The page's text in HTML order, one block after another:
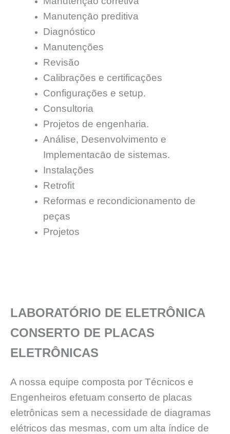
Manutençāo preditiva
Diagnóstico
Manutenções
Revisão
Calibrações e certificações
Configurações e setup.
Consultoria
Projetos de engenharia.
Análise, Desenvolvimento e
Implementacāo de sistemas.
Instalações
Retrofit
Reformas e recondicionamento de
peças
Projetos
LABORATÓRIO DE ELETRÔNICA
CONSERTO DE PLACAS
ELETRÔNICAS
A nossa equipe composta por Técnicos e
Engenheiros efetuam conserto de placas
eletrônicas sem a necessidade de diagramas
elétricos das mesmas, com um alta índice de